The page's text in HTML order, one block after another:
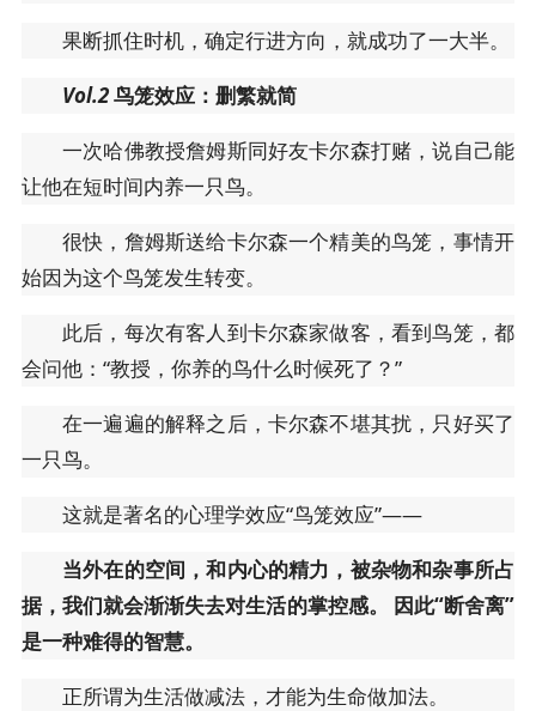
果断抓住时机，确定行进方向，就成功了一大半。
Vol.2鸟笼效应：删繁就简
一次哈佛教授詹姆斯同好友卡尔森打赌，说自己能
让他在短时间内养一只鸟。
很快，詹姆斯送给卡尔森一个精美的鸟笼，事情开
始因为这个鸟笼发生转变。
此后，每次有客人到卡尔森家做客，看到鸟笼，都
会问他：“教授，你养的鸟什么时候死了？”
在一遍遍的解释之后，卡尔森不堪其扰，只好买了
一只鸟。
这就是著名的心理学效应“鸟笼效应”——
当外在的空间，和内心的精力，被杂物和杂事所占
据，我们就会渐渐失去对生活的掌控感。 因此“断舍离”
是一种难得的智慧。
正所谓为生活做减法，才能为生命做加法。